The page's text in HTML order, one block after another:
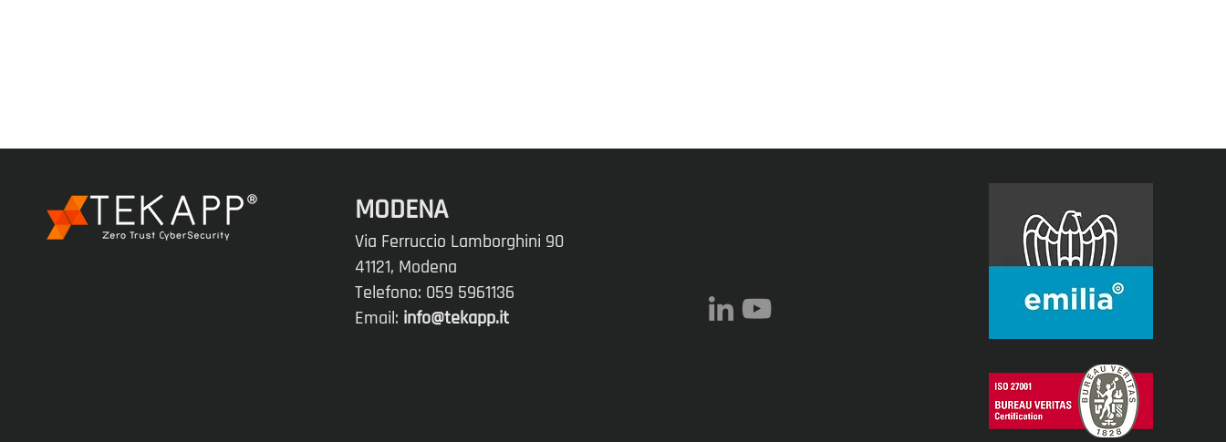
MODENA
Via Ferruccio Lamborghini 90
41121, Modena
Telefono: 059 5961136
Email: info@tekapp.it